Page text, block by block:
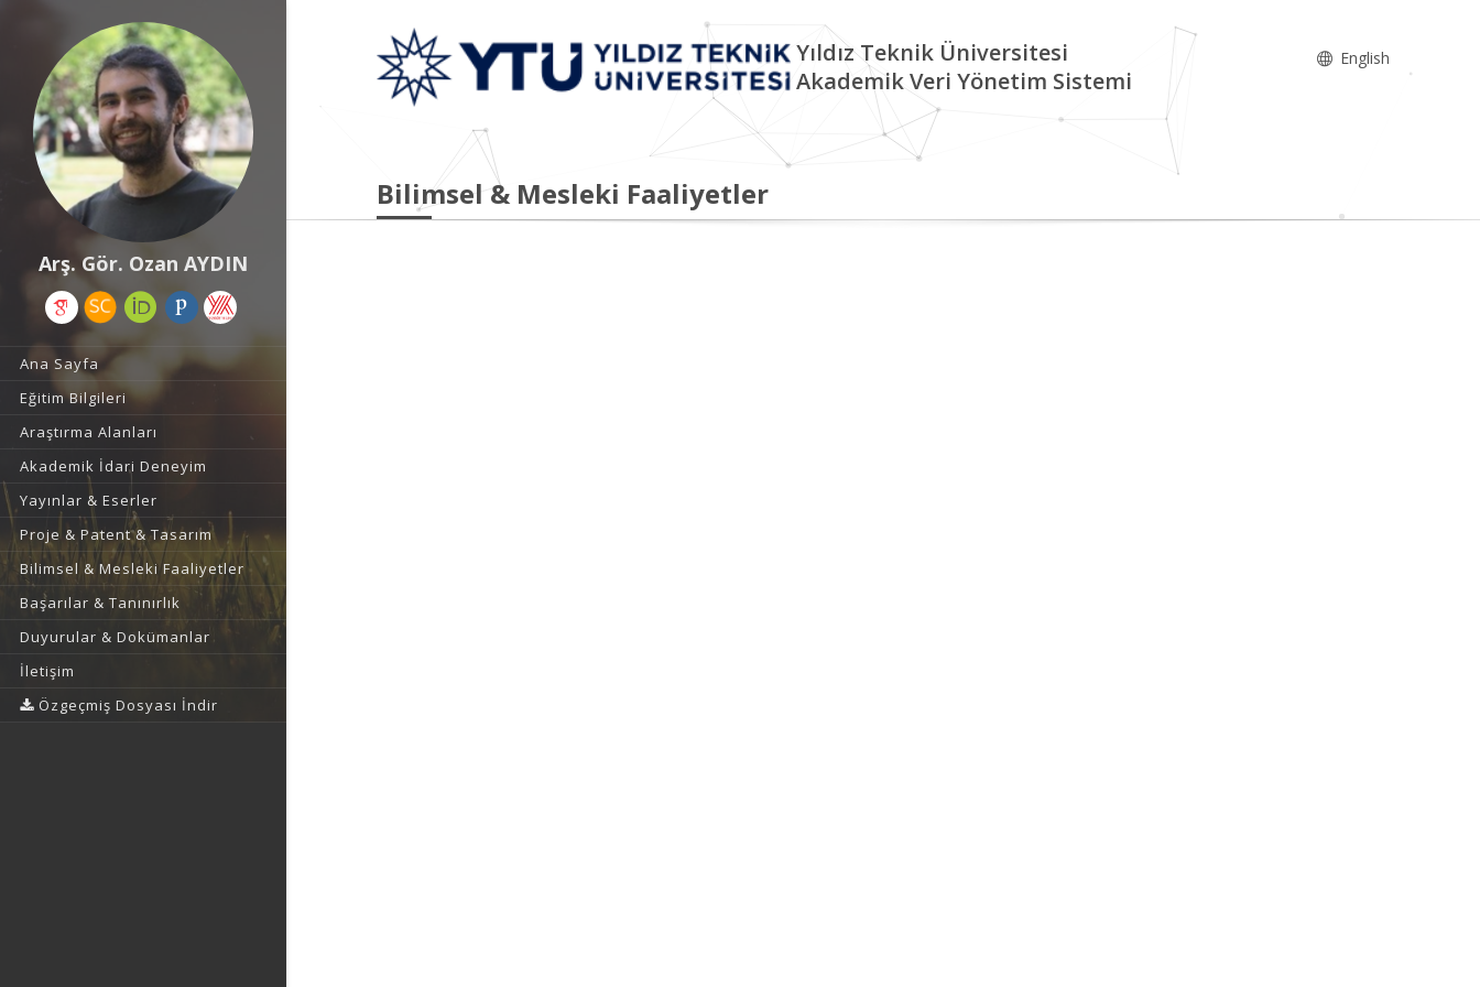
Arş. Gör. Ozan AYDIN
Ana Sayfa
Eğitim Bilgileri
Araştırma Alanları
Akademik İdari Deneyim
Yayınlar & Eserler
Proje & Patent & Tasarım
Bilimsel & Mesleki Faaliyetler
Başarılar & Tanınırlık
Duyurular & Dokümanlar
İletişim
Özgeçmiş Dosyası İndir
Yıldız Teknik Üniversitesi
Akademik Veri Yönetim Sistemi
English
Bilimsel & Mesleki Faaliyetler